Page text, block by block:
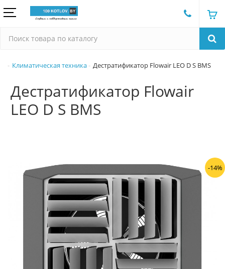
Климатическая техника Дестратификатор Flowair LEO D S BMS
Дестратификатор Flowair
LEO D S BMS
-14%